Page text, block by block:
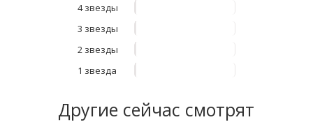
4 звезды
3 звезды
2 звезды
1 звезда
Другие сейчас смотрят